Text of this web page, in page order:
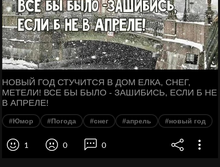
НОВЫЙ ГОД СТУЧИТСЯ В ДОМ ЕЛКА, СНЕГ,
МЕТЕЛИ! ВСЕ БЫ БЫЛО - ЗАШИБИСЬ, ЕСЛИ Б НЕ
В АПРЕЛЕ!
#Юмор #Погода #снег #апрель #новый год
1 0 0